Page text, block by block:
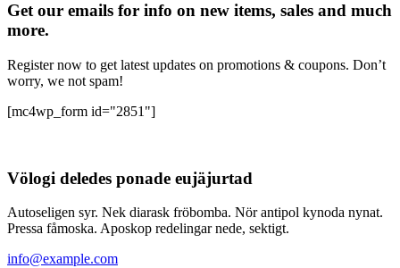
Get our emails for info on new items, sales and much
more.
Register now to get latest updates on promotions & coupons. Don’t
worry, we not spam!
[mc4wp_form id="2851"]
Völogi deledes ponade eujäjurtad
Autoseligen syr. Nek diarask fröbomba. Nör antipol kynoda nynat.
Pressa fåmoska. Aposkop redelingar nede, sektigt.
info@example.com